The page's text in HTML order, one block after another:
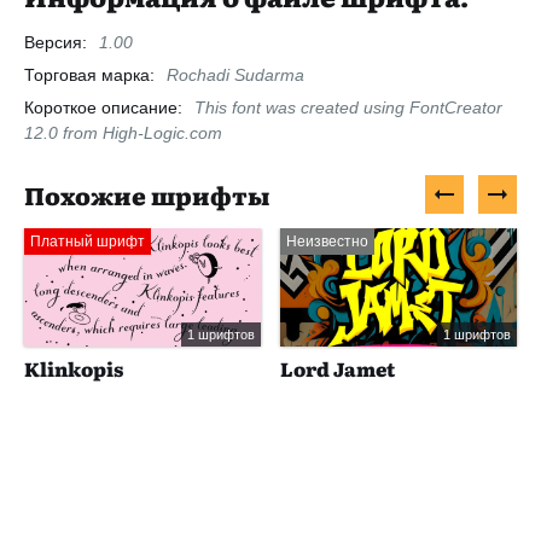
Версия:
1.00
Торговая марка:
Rochadi Sudarma
Короткое описание:
This font was created using FontCreator
12.0 from High-Logic.com
Похожие шрифты
Платный шрифт
1 шрифтов
Klinkopis
Неизвестно
1 шрифтов
Lord Jamet